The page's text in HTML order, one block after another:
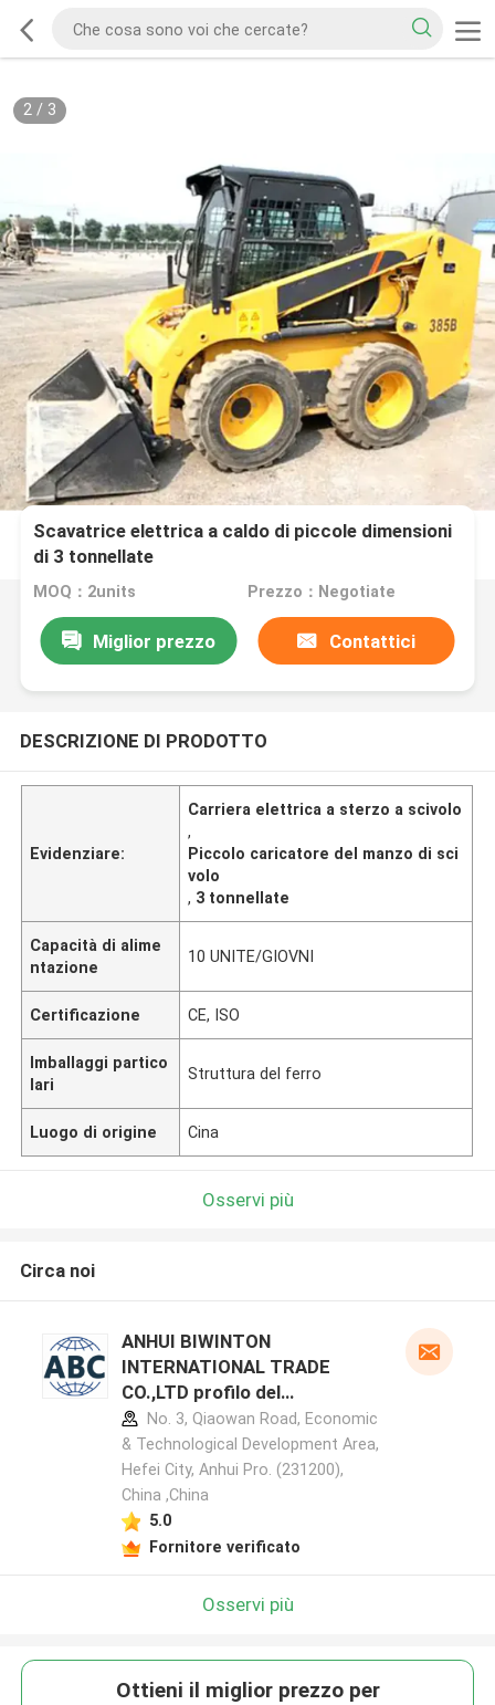
2/ 3
Scavatrice elettrica a caldo di piccole dimensioni
di 3 tonnellate
MOQ：2units Prezzo：Negotiate
Miglior prezzo Contattici
DESCRIZIONE DI PRODOTTO
Evidenziare:
Carriera elettrica a sterzo a scivolo
,
Piccolo caricatore del manzo di sci
volo
, 3 tonnellate
Capacità di alime
ntazione
10 UNITE/GIOVNI
Certificazione CE, ISO
Imballaggi partico
lari
Struttura del ferro
Luogo di origine Cina
Osservi più
Circa noi
ANHUI BIWINTON
INTERNATIONAL TRADE
CO.,LTD profilo del
produttore
No. 3, Qiaowan Road, Economic
& Technological Development Area,
Hefei City, Anhui Pro. (231200),
China ,China
5.0
Fornitore verificato
Osservi più
Ottieni il miglior prezzo per